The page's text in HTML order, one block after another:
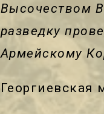
Высочеством
разведку
Армейскому
Георгиевская